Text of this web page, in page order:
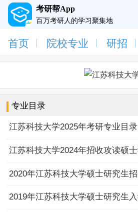
考研帮App
百万考研人的学习聚集地
首页 院校专业 研招
专业目录
江苏科技大学2025年考研专业目录